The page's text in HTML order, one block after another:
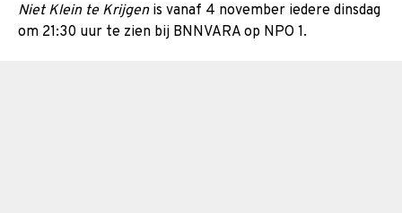
Niet Klein te Krijgenis vanaf 4 november iedere dinsdag
om 21:30 uur te zien bij BNNVARA op NPO 1.